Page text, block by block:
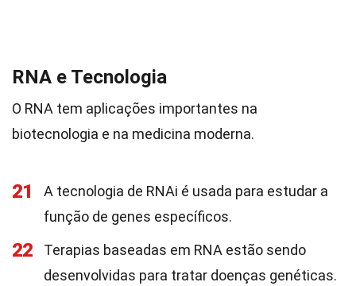
RNA e Tecnologia
O RNA tem aplicações importantes na
biotecnologia e na medicina moderna.
21
A tecnologia de RNAi é usada para estudar a
função de genes específicos.
22
Terapias baseadas em RNA estão sendo
desenvolvidas para tratar doenças genéticas.